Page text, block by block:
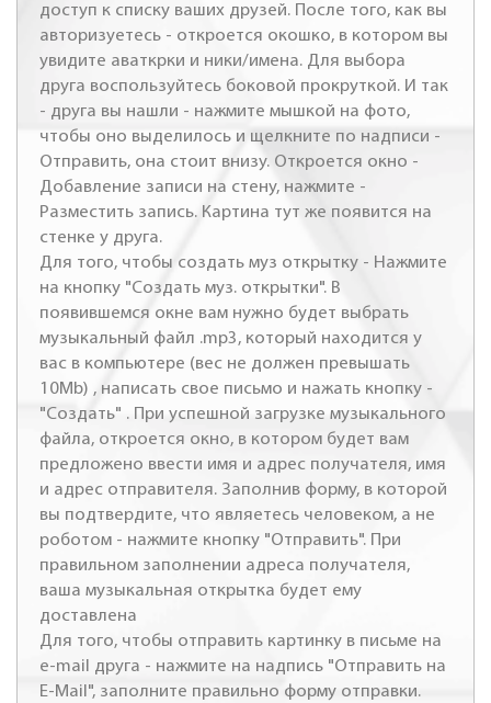
доступ к списку ваших друзей. После того, как вы
авторизуетесь - откроется окошко, в котором вы
увидите аваткрки и ники/имена. Для выбора
друга воспользуйтесь боковой прокруткой. И так
- друга вы нашли - нажмите мышкой на фото,
чтобы оно выделилось и щелкните по надписи -
Отправить, она стоит внизу. Откроется окно -
Добавление записи на стену, нажмите -
Разместить запись. Картина тут же появится на
стенке у друга.
Для того, чтобы создать муз открытку - Нажмите
на кнопку "Создать муз. открытки". В
появившемся окне вам нужно будет выбрать
музыкальный файл .mp3, который находится у
вас в компьютере (вес не должен превышать
10Mb) , написать свое письмо и нажать кнопку -
"Создать" . При успешной загрузке музыкального
файла, откроется окно, в котором будет вам
предложено ввести имя и адрес получателя, имя
и адрес отправителя. Заполнив форму, в которой
вы подтвердите, что являетесь человеком, а не
роботом - нажмите кнопку "Отправить". При
правильном заполнении адреса получателя,
ваша музыкальная открытка будет ему
доставлена
Для того, чтобы отправить картинку в письме на
e-mail друга - нажмите на надпись "Отправить на
E-Mail", заполните правильно форму отправки.